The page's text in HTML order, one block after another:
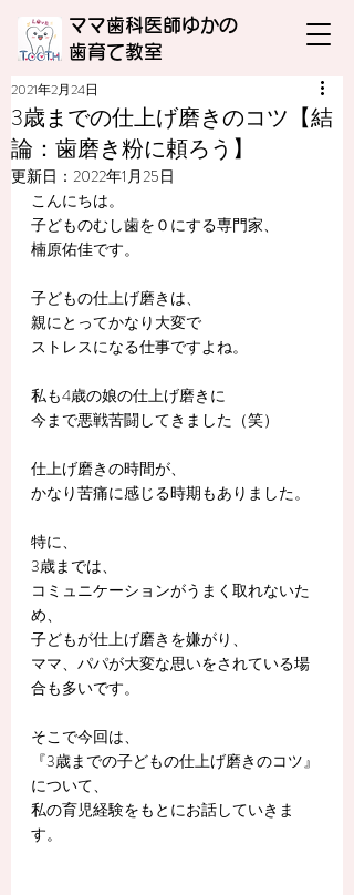
ママ歯科医師ゆかの
​歯育て教室
3歳までの仕上げ磨きのコツ【結
論：歯磨き粉に頼ろう】
2021年2月24日
更新日： 2022年1月25日
こんにちは。
子どものむし歯を０にする専門家、
楠原佑佳です。
子どもの仕上げ磨きは、
親にとってかなり大変で
ストレスになる仕事ですよね。
私も4歳の娘の仕上げ磨きに
今まで悪戦苦闘してきました（笑）
仕上げ磨きの時間が、
かなり苦痛に感じる時期もありました。
特に、
3歳までは、
コミュニケーションがうまく取れないた
め、
子どもが仕上げ磨きを嫌がり、
ママ、パパが大変な思いをされている場
合も多いです。
そこで今回は、
『3歳までの子どもの仕上げ磨きのコツ』
について、
私の育児経験をもとにお話していきま
す。